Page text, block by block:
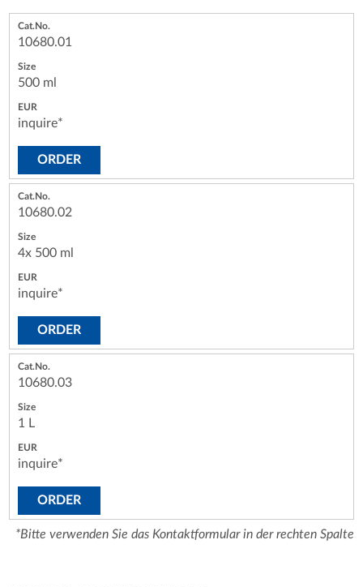
10680.01
500 ml
inquire*
ORDER
10680.02
4x 500 ml
inquire*
ORDER
10680.03
1 L
inquire*
ORDER
*Bitte verwenden Sie das Kontaktformular in der rechten Spalte